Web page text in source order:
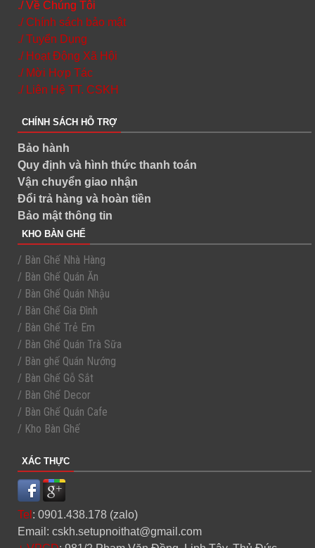
./ Về Chúng Tôi
./ Chính sách bảo mật
./ Tuyển Dụng
./ Hoạt Động Xã Hội
./ Mời Hợp Tác
./ Liên Hệ TT. CSKH
CHÍNH SÁCH HỖ TRỢ
Bảo hành
Quy định và hình thức thanh toán
Vận chuyển giao nhận
Đổi trả hàng và hoàn tiền
Bảo mật thông tin
KHO BÀN GHẾ
/ Bàn Ghế Nhà Hàng
/ Bàn Ghế Quán Ăn
/ Bàn Ghế Quán Nhậu
/ Bàn Ghế Gia Đình
/ Bàn Ghế Trẻ Em
/ Bàn Ghế Quán Trà Sữa
/ Bàn ghế Quán Nướng
/ Bàn Ghế Gỗ Sắt
/ Bàn Ghế Decor
/ Bàn Ghế Quán Cafe
/ Kho Bàn Ghế
XÁC THỰC
Tel : 0901.438.178 (zalo)
Email: cskh.setupnoithat@gmail.com